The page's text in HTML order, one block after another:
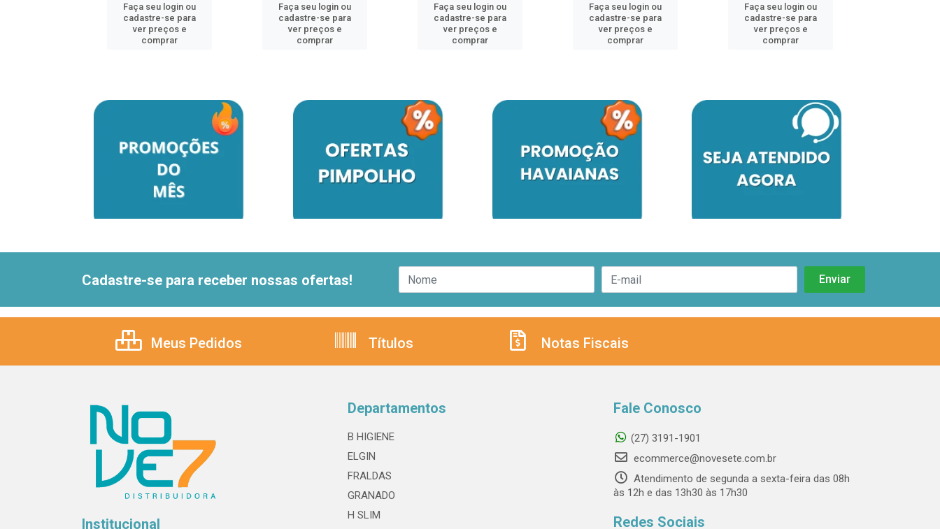
Faça seu login ou
cadastre-se para
ver preços e
comprar
Faça seu login ou
cadastre-se para
ver preços e
comprar
Faça seu login ou
cadastre-se para
ver preços e
comprar
Faça seu login ou
cadastre-se para
ver preços e
comprar
Faça seu login ou
cadastre-se para
ver preços e
comprar
Cadastre-se para receber nossas ofertas!
Meus Pedidos Títulos Notas Fiscais
Institucional
Departamentos
B HIGIENE
ELGIN
FRALDAS
GRANADO
H SLIM
Fale Conosco
(27) 3191-1901
ecommerce@novesete.com.br
Atendimento de segunda a sexta-feira das 08h
às 12h e das 13h30 às 17h30
Redes Sociais